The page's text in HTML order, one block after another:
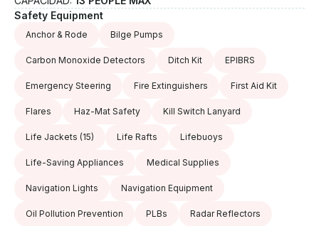
baños/💤 7 plazas + 👨‍✈️ 4 tripulantes 💰 14% de
impuestos no incluidos 📦 20% APA no incluido 👨‍✈️
Capitán + 3 tripulantes 🌊 Juguetes acuáticos:
equipo de esnórquel 📍 Puerto base: Staniel Cay
(Exumas) 🚤 Servicio de recogida en Nassau
700$
Safety Equipment
Anchor & Rode Bilge Pumps
Carbon Monoxide Detectors Ditch Kit EPIBRS
Emergency Steering Fire Extinguishers First Aid Kit
Flares Haz-Mat Safety Kill Switch Lanyard
Life Jackets (15) Life Rafts Lifebuoys
Life-Saving Appliances Medical Supplies
Navigation Lights Navigation Equipment
Oil Pollution Prevention PLBs Radar Reflectors